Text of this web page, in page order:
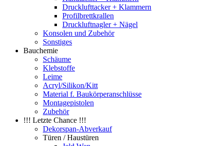
Drucklufttacker + Klammern
Profilbrettkrallen
Druckluftnagler + Nägel
Konsolen und Zubehör
Sonstiges
Bauchemie
Schäume
Klebstoffe
Leime
Acryl/Silikon/Kitt
Material f. Baukörperanschlüsse
Montagepistolen
Zubehör
!!! Letzte Chance !!!
Dekorspan-Abverkauf
Türen / Haustüren